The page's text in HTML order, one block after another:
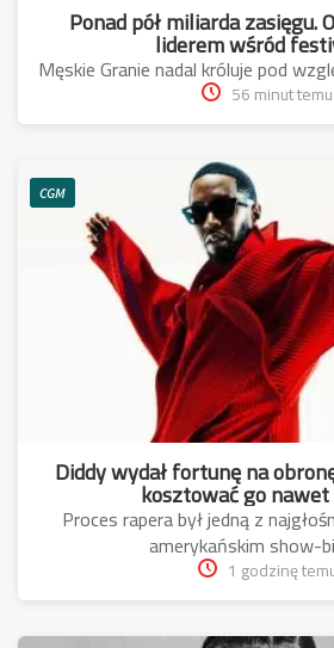
Ponad pół miliarda zasięgu.
liderem wśród
Męskie Granie nadal króluje pod
56 minut temu
CGM
Diddy wydał fortunę na
kosztować go nawet
Proces rapera był jedną z
amerykańskim show-
1 godzinę